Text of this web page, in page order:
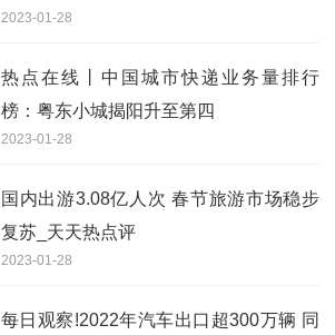
2023-01-28
热点在线丨中国城市快递业务量排行
榜：粤东小城揭阳升至第四
2023-01-28
国内出游3.08亿人次 春节旅游市场稳步
复苏_天天热点评
2023-01-28
每日观察!2022年汽车出口超300万辆 同